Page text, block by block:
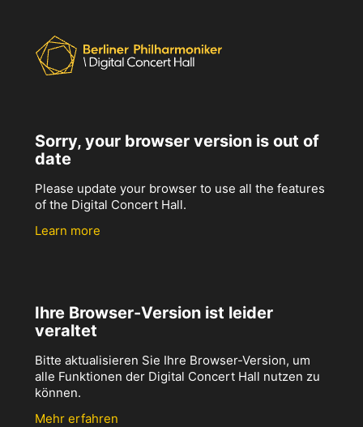
Sorry, your browser version is out of
date
Please update your browser to use all the features
of the Digital Concert Hall.
Learn more
Ihre Browser-Version ist leider
veraltet
Bitte aktualisieren Sie Ihre Browser-Version, um
alle Funktionen der Digital Concert Hall nutzen zu
können.
Mehr erfahren